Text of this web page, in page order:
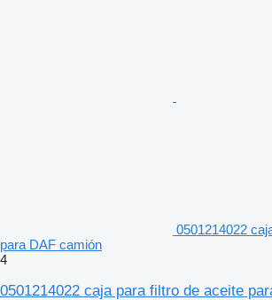
0501214022
para DAF camión
4
0501214022 caja para filtro de aceite